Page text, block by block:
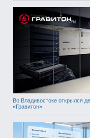
Во Владивостоке открылся
«Гравитон»